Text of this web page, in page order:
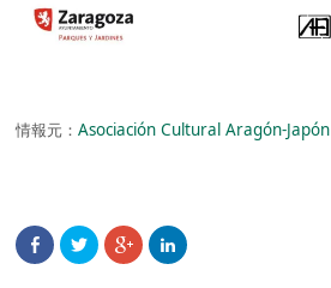
情報元：Asociación Cultural Aragón-Japón